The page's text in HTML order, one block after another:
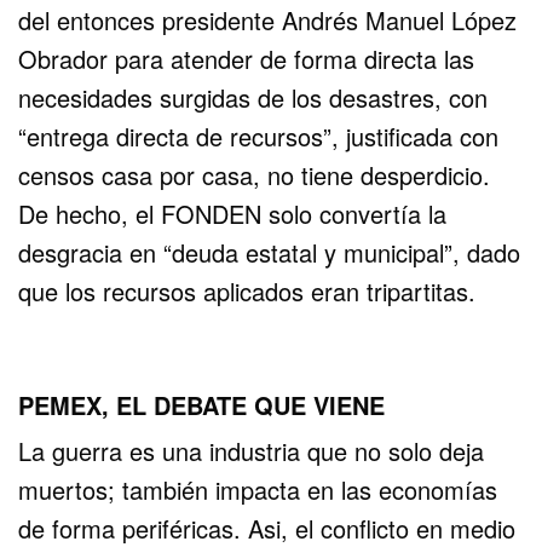
del entonces presidente Andrés Manuel López
Obrador para atender de forma directa las
necesidades surgidas de los desastres, con
“entrega directa de recursos”, justificada con
censos casa por casa, no tiene desperdicio.
De hecho, el FONDEN solo convertía la
desgracia en “deuda estatal y municipal”, dado
que los recursos aplicados eran tripartitas.
PEMEX, EL DEBATE QUE VIENE
La guerra es una industria que no solo deja
muertos; también impacta en las economías
de forma periféricas. Asi, el conflicto en medio